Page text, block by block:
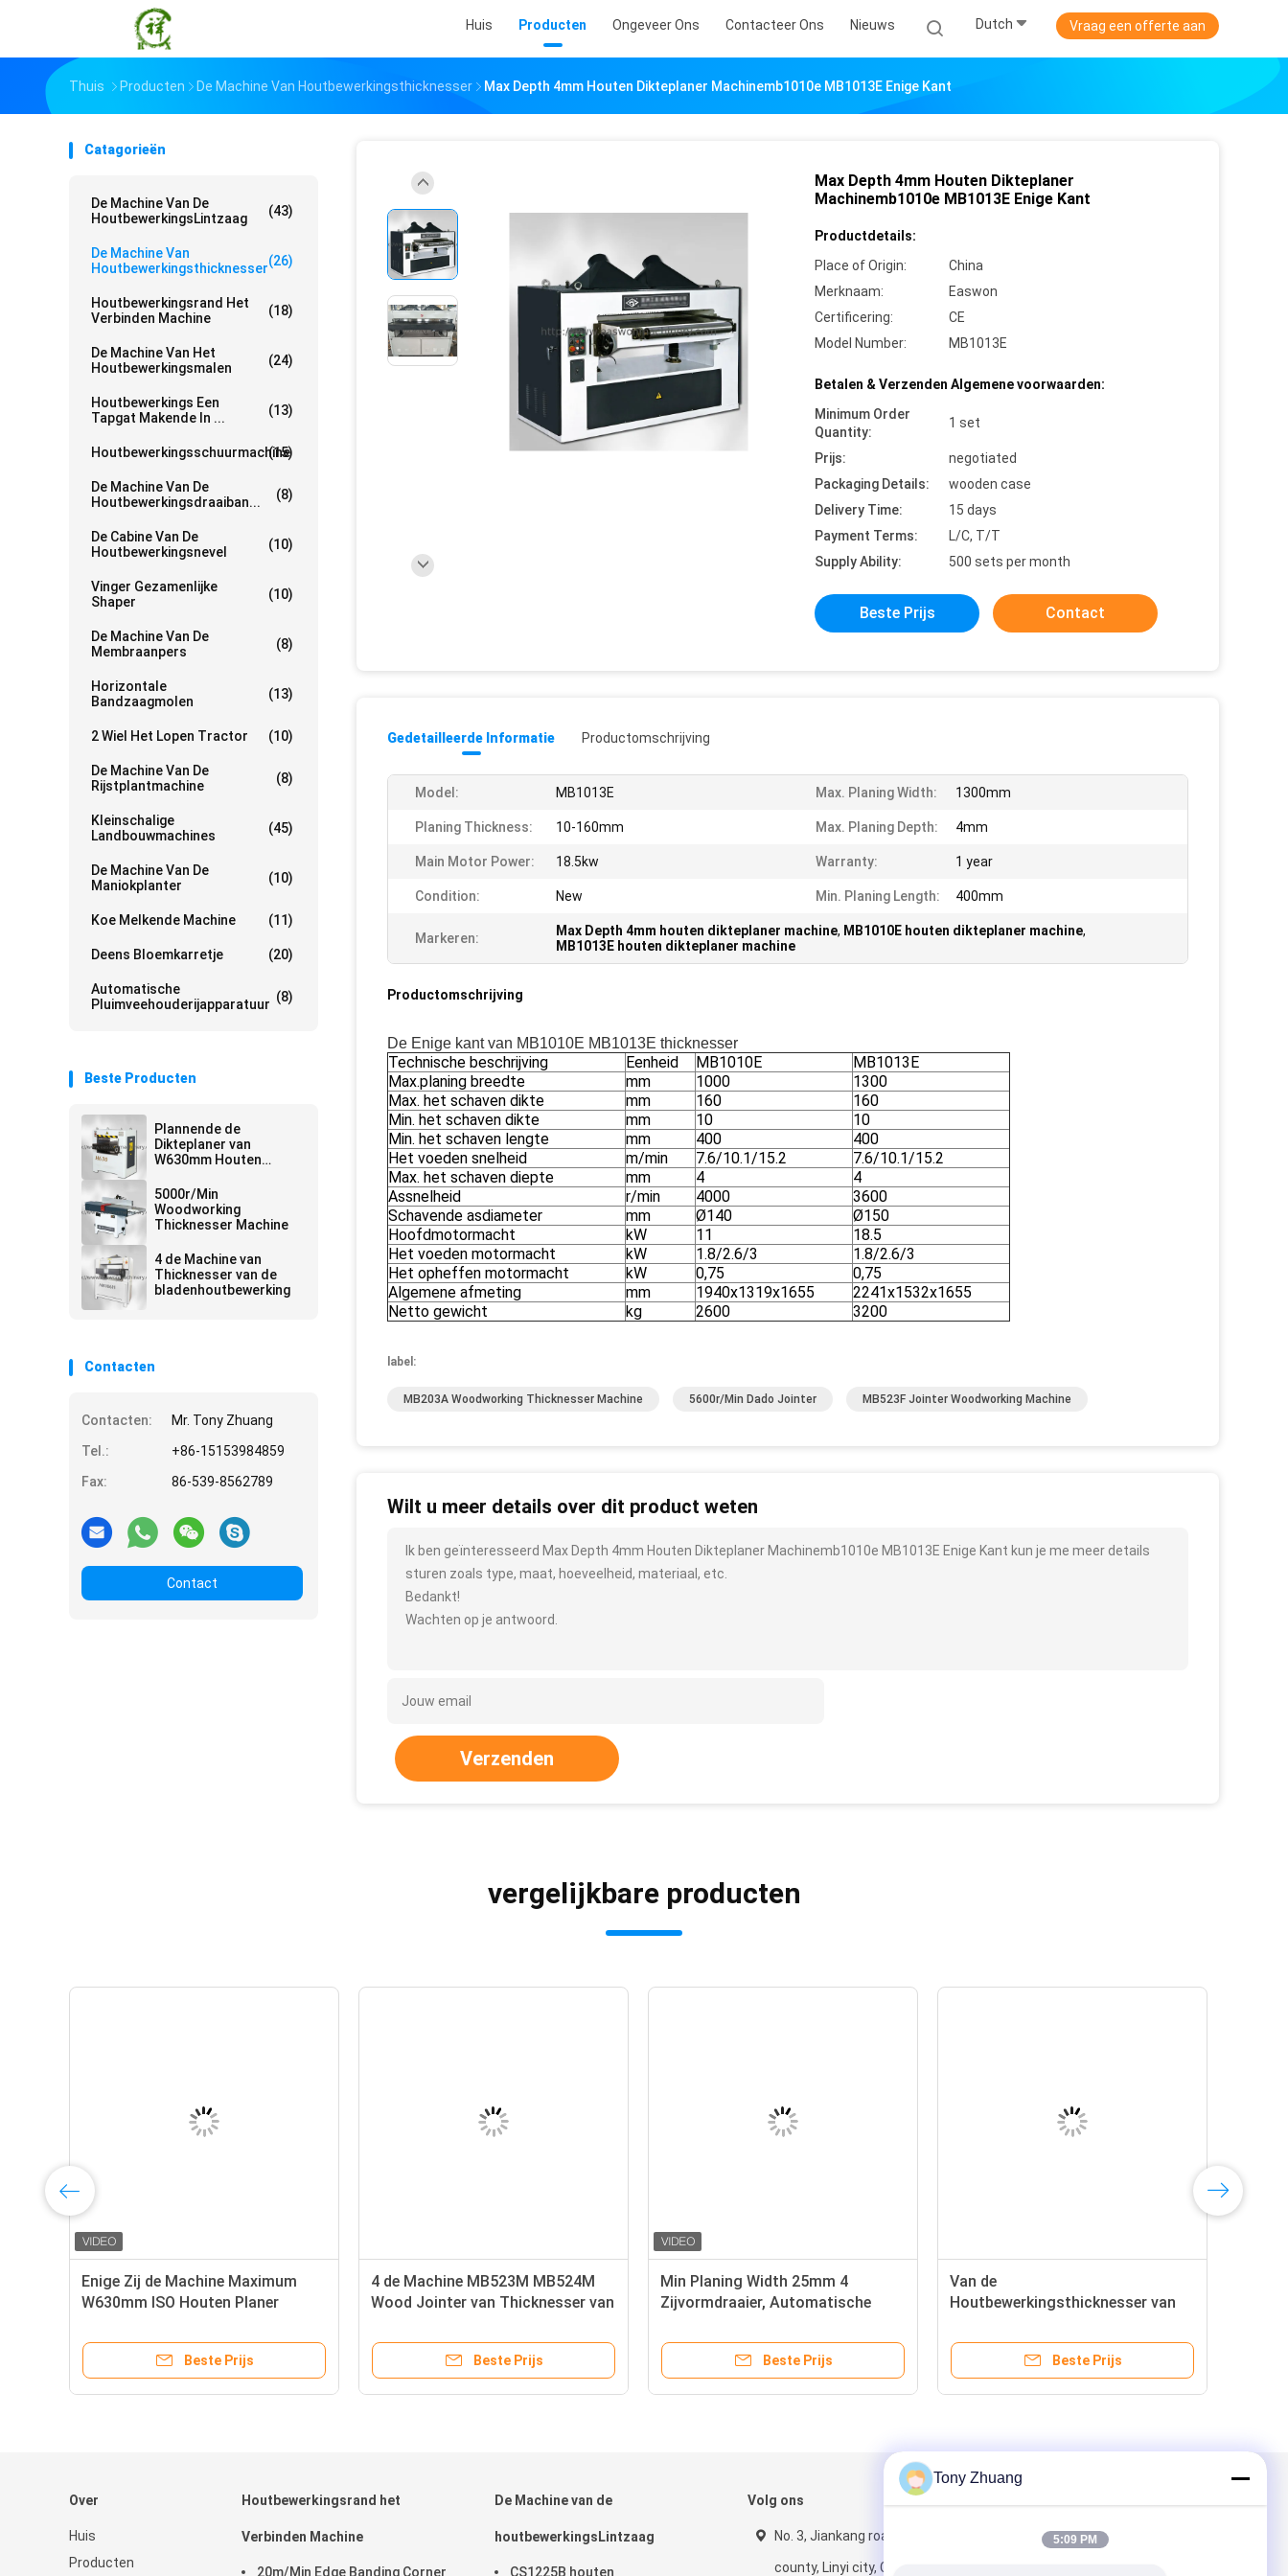
Huis Producten Ongeveer Ons Contacteer Ons Nieuws Dutch Vraag een offerte aan
Thuis Producten De Machine Van Houtbewerkingsthicknesser Max Depth 4mm Houten Dikteplaner Machinemb1010e MB1013E Enige Kant
Catagorieën
De Machine Van De
HoutbewerkingsLintzaag
(43)
De Machine Van
Houtbewerkingsthicknesser(26)
Houtbewerkingsrand Het
Verbinden Machine
(18)
De Machine Van Het
Houtbewerkingsmalen
(24)
Houtbewerkings Een
Tapgat Makende In ...
(13)
Houtbewerkingsschuurmachine
(15)
De Machine Van De
Houtbewerkingsdraaiban...
(8)
De Cabine Van De
Houtbewerkingsnevel
(10)
Vinger Gezamenlijke
Shaper
(10)
De Machine Van De
Membraanpers
(8)
Horizontale
Bandzaagmolen
(13)
2 Wiel Het Lopen Tractor (10)
De Machine Van De
Rijstplantmachine
(8)
Kleinschalige
Landbouwmachines
(45)
De Machine Van De
Maniokplanter
(10)
Koe Melkende Machine (11)
Deens Bloemkarretje (20)
Automatische
Pluimveehouderijapparatuur (8)
Beste Producten
Plannende de
Dikteplaner van
W630mm Houten
5000r/Min
Woodworking
Thicknesser Machine
4 de Machine van
Thicknesser van de
bladenhoutbewerking
Contacten
Contacten:
Mr. Tony Zhuang
Tel.:
+86-15153984859
Fax:
86-539-8562789
Contact
Max Depth 4mm Houten Dikteplaner
Machinemb1010e MB1013E Enige Kant
Productdetails:
Place of Origin:
China
Merknaam:
Easwon
Certificering:
CE
Model Number:
MB1013E
Betalen & Verzenden Algemene voorwaarden:
Minimum Order
Quantity:
1 set
Prijs:
negotiated
Packaging Details:
wooden case
Delivery Time:
15 days
Payment Terms:
L/C, T/T
Supply Ability:
500 sets per month
Beste Prijs Contact
Gedetailleerde Informatie Productomschrijving
Model: MB1013E Max. Planing Width: 1300mm
Planing Thickness: 10-160mm Max. Planing Depth: 4mm
Main Motor Power: 18.5kw Warranty: 1 year
Condition: New Min. Planing Length: 400mm
Markeren: Max Depth 4mm houten dikteplaner machine, MB1010E houten dikteplaner machine,
MB1013E houten dikteplaner machine
Productomschrijving
De Enige kant van MB1010E MB1013E thicknesser
Technische beschrijving Eenheid MB1010E
MB1013E
Max.planing breedte
mm 1000
1300
Max. het schaven dikte
mm 160
160
Min. het schaven dikte
mm 10
10
Min. het schaven lengte
mm 400
400
Het voeden snelheid
m/min 7.6/10.1/15.2
7.6/10.1/15.2
Max. het schaven diepte
mm 4
4
Assnelheid
r/min 4000
3600
Schavende asdiameter
mm Ø140
Ø150
Hoofdmotormacht
kW 11
18.5
Het voeden motormacht
kW 1.8/2.6/3
1.8/2.6/3
Het opheffen motormacht
kW 0,75
0,75
Algemene afmeting
mm 1940x1319x1655
2241x1532x1655
Netto gewicht
kg 2600 3200
label:
MB203A Woodworking Thicknesser Machine 5600r/min Dado Jointer MB523F Jointer Woodworking Machine
Wilt u meer details over dit product weten
Ik ben geïnteresseerd Max Depth 4mm Houten Dikteplaner Machinemb1010e MB1013E Enige Kant kun je me meer details
sturen zoals type, maat, hoeveelheid, materiaal, etc.
Bedankt!
Wachten op je antwoord.
Verzenden
vergelijkbare producten
Enige Zij de Machine Maximum
W630mm ISO Houten Planer
Houtbewerkingsthicknesser
Beste Prijs
4 de Machine MB523M MB524M
Wood Jointer van Thicknesser van
Beste Prijs
Min Planing Width 25mm 4
Zijvormdraaier, Automatische
Machine
Beste Prijs
Van de
Houtbewerkingsthicknesser van
Dubbele Zijplaner
Beste Prijs
Over
Huis
Producten
Houtbewerkingsrand het
Verbinden Machine
20m/Min Edge Banding Corner
De Machine van de
houtbewerkingsLintzaag
CS1225B houten
Volg ons
No. 3, Jiankang road, Yishui
county, Linyi city, China
Tony Zhuang
5:09 PM